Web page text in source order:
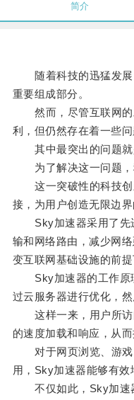
简介
随着科技的迅猛发展
重要组成部分。
然而，尽管互联网的
利，但仍然存在着一些问
其中最突出的问题就
为了解决这一问题，
这一突破性的科技创
接，为用户创造无限边界
Sky加速器采用了先
输和网络路由，减少网
变互联网基础设施的前提
Sky加速器的工作原
过云服务器进行优化，然
这样一来，用户所访
的速度加载和响应，从而
对于网页浏览、游戏
用，Sky加速器能够有效
不仅如此，Sky加速